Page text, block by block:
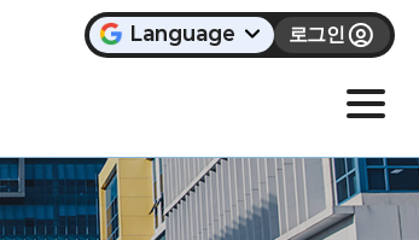
Language 로그인